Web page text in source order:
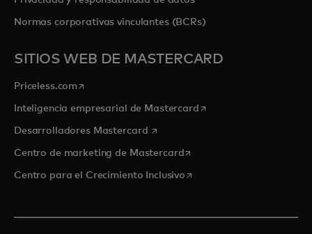
Normas corporativas vinculantes (BCRs)
SITIOS WEB DE MASTERCARD
Priceless.com se abre en una pestaña nueva
Inteligencia empresarial de Mastercardse abre en una pestaña
Desarrolladores Mastercard se abre en una pestaña nueva
Centro de marketing de Mastercardse abre en una pestaña
Centro para el Crecimiento Inclusivose abre en una pestaña